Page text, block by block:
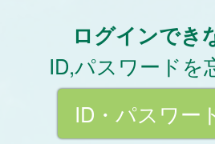
ログインでき
ID,パスワードを
ID・パスワー